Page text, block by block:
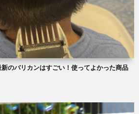
新のバリカンはすごい！使ってよかった商品